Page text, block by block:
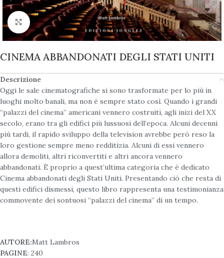
Click to enlarge
CINEMA ABBANDONATI DEGLI STATI UNITI
Descrizione
Oggi le sale cinematografiche si sono trasformate per lo più in
luoghi molto banali, ma non è sempre stato così. Quando i grandi
“palazzi del cinema” americani vennero costruiti, agli inizi del XX
secolo, erano tra gli edifici più lussuosi dell’epoca. Alcuni decenni
più tardi, il rapido sviluppo della television avrebbe però reso la
loro gestione sempre meno redditizia. Alcuni di essi vennero
allora demoliti, altri riconvertiti e altri ancora vennero
abbandonati. È proprio a quest’ultima categoria che è dedicato
Cinema abbandonati degli Stati Uniti. Presentando ciò che resta di
questi edifici dismessi, questo libro rappresenta una testimonianza
commovente dei sontuosi “palazzi del cinema” di un tempo.
AUTORE:Matt Lambros
PAGINE: 240